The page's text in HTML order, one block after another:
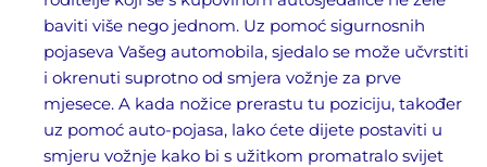
baviti više nego jednom. Uz pomoć sigurnosnih
pojaseva Vašeg automobila, sjedalo se može učvrstiti
i okrenuti suprotno od smjera vožnje za prve
mjesece. A kada nožice prerastu tu poziciju, također
uz pomoć auto-pojasa, lako ćete dijete postaviti u
smjeru vožnje kako bi s užitkom promatralo svijet